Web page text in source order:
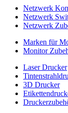
Netzwerk
Netzwerk
Netzwerk
Marken für
Monitor
Laser Drucker
3D Drucker